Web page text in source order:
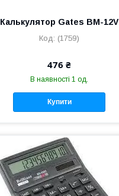
Калькулятор Gates BM-12V
(1759)
476 ₴
В наявності 1 од.
Купити